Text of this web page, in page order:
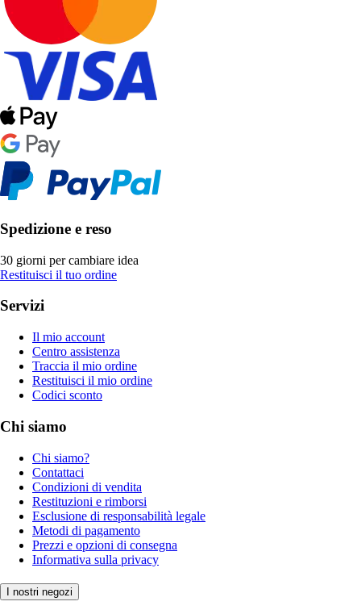
Spedizione e reso
30 giorni per cambiare idea
Restituisci il tuo ordine
Servizi
Il mio account
Centro assistenza
Traccia il mio ordine
Restituisci il mio ordine
Codici sconto
Chi siamo
Chi siamo?
Contattaci
Condizioni di vendita
Restituzioni e rimborsi
Esclusione di responsabilità legale
Metodi di pagamento
Prezzi e opzioni di consegna
Informativa sulla privacy
I nostri negozi